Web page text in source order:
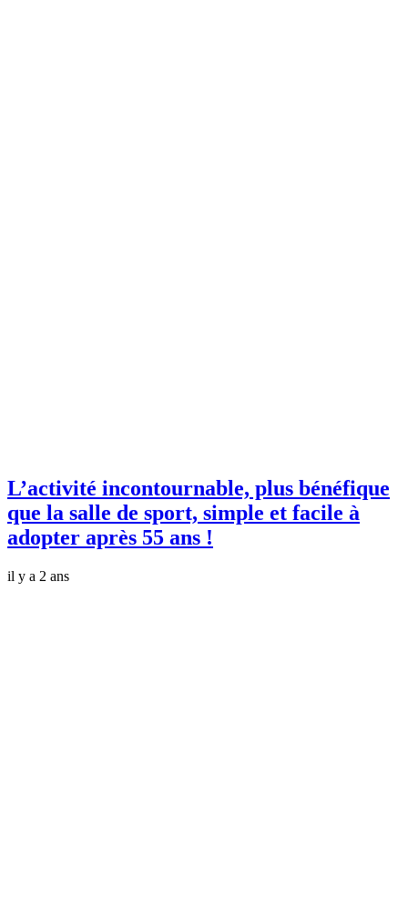
L’activité incontournable, plus bénéfique
que la salle de sport, simple et facile à
adopter après 55 ans !
il y a 2 ans